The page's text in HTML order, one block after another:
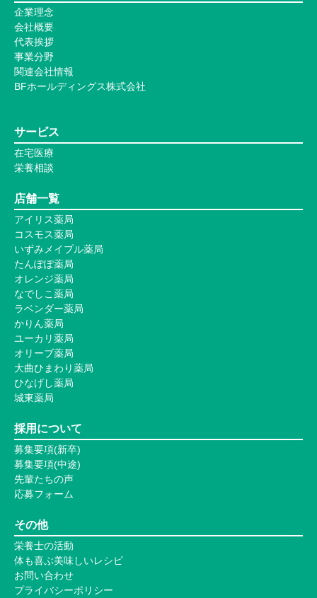
企業理念
会社概要
代表挨拶
事業分野
関連会社情報
BFホールディングス株式会社
サービス
在宅医療
栄養相談
店舗一覧
アイリス薬局
コスモス薬局
いずみメイプル薬局
たんぽぽ薬局
オレンジ薬局
なでしこ薬局
ラベンダー薬局
かりん薬局
ユーカリ薬局
オリーブ薬局
大曲ひまわり薬局
ひなげし薬局
城東薬局
採用について
募集要項(新卒)
募集要項(中途)
先輩たちの声
応募フォーム
その他
栄養士の活動
体も喜ぶ美味しいレシピ
お問い合わせ
プライバシーポリシー